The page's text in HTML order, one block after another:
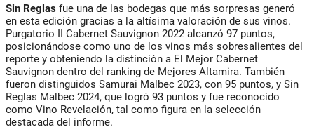
Sin Reglas fue una de las bodegas que más sorpresas generó
en esta edición gracias a la altísima valoración de sus vinos.
Purgatorio II Cabernet Sauvignon 2022 alcanzó 97 puntos,
posicionándose como uno de los vinos más sobresalientes del
reporte y obteniendo la distinción a El Mejor Cabernet
Sauvignon dentro del ranking de Mejores Altamira. También
fueron distinguidos Samurai Malbec 2023, con 95 puntos, y Sin
Reglas Malbec 2024, que logró 93 puntos y fue reconocido
como Vino Revelación, tal como figura en la selección
destacada del informe.